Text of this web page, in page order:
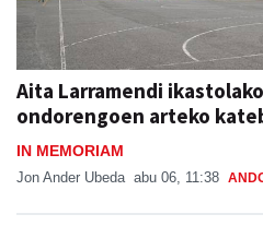
Aita Larramendi
ondorengoen arteko
IN MEMORIAM
Jon Ander Ubeda abu 06, 11:38